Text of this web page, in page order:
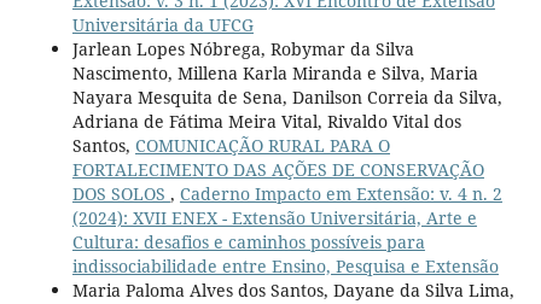
Universitária da UFCG
Jarlean Lopes Nóbrega, Robymar da Silva
Nascimento, Millena Karla Miranda e Silva, Maria
Nayara Mesquita de Sena, Danilson Correia da Silva,
Adriana de Fátima Meira Vital, Rivaldo Vital dos
Santos, COMUNICAÇÃO RURAL PARA O
FORTALECIMENTO DAS AÇÕES DE CONSERVAÇÃO
DOS SOLOS , Caderno Impacto em Extensão: v. 4 n. 2
(2024): XVII ENEX - Extensão Universitária, Arte e
Cultura: desafios e caminhos possíveis para
indissociabilidade entre Ensino, Pesquisa e Extensão
Maria Paloma Alves dos Santos, Dayane da Silva Lima,